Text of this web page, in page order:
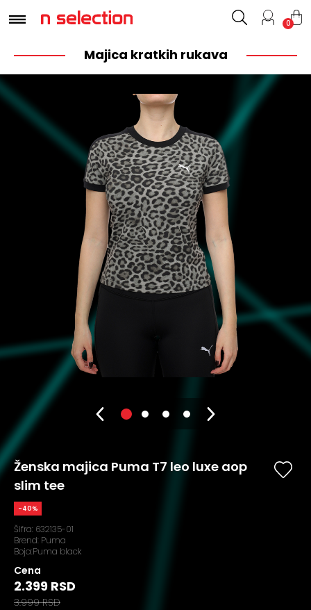
0
Majica kratkih rukava
Ženska majica Puma T7 leo luxe aop
slim tee
-40%
Šifra: 632135-01
Brend: Puma
Boja:Puma black
Cena
2.399 RSD
3.999 RSD